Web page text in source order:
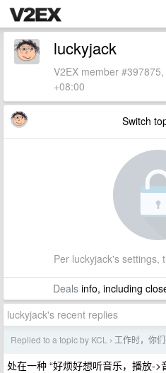
luckyjack
V2EX member
+08:00
Switch
Per luckyjack's settings,
Dealsinfo, including
luckyjack's recent replies
Replied to a topic by KCL › 工作时，你
处在一种 “好烦好想听音乐，播放-